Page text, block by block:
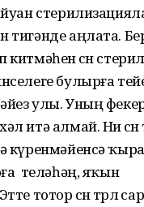
тигәнде аңлата.
өсөн
булырға
улы. Уның
итә алмай. Ни өсөн
күренмәйенсә
теләһәң, яҡын
тотор өсөн төрлө